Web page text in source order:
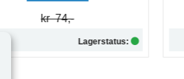
Lagerstatus: